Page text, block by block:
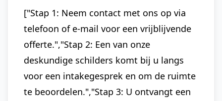
["Stap 1: Neem contact met ons op via
telefoon of e-mail voor een vrijblijvende
offerte.","Stap 2: Een van onze
deskundige schilders komt bij u langs
voor een intakegesprek en om de ruimte
te beoordelen.","Stap 3: U ontvangt een